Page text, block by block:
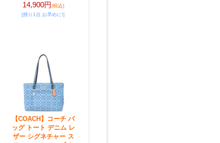
14,900円(税込)
[残り1点 お早めに!]
【COACH】コーチ バ
ッグ トート デニム レ
ザー シグネチャー ス